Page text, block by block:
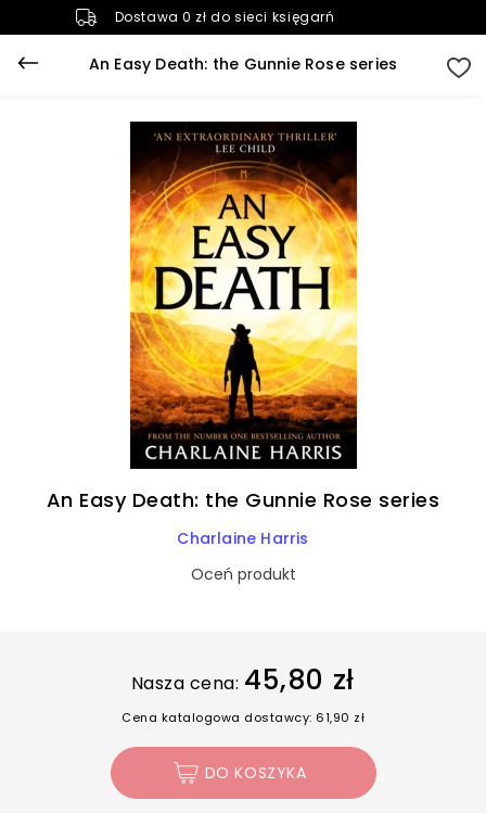
Dostawa 0 zł do sieci księgarń
An Easy Death: the Gunnie Rose series
An Easy Death: the Gunnie Rose series
Charlaine Harris
Oceń produkt
Nasza cena: 45,80 zł
Cena katalogowa dostawcy: 61,90 zł
DO KOSZYKA